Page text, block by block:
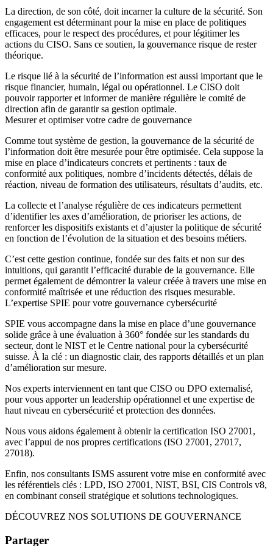
La direction, de son côté, doit incarner la culture de la sécurité. Son
engagement est déterminant pour la mise en place de politiques
efficaces, pour le respect des procédures, et pour légitimer les
actions du CISO. Sans ce soutien, la gouvernance risque de rester
théorique.
Le risque lié à la sécurité de l’information est aussi important que le
risque financier, humain, légal ou opérationnel. Le CISO doit
pouvoir rapporter et informer de manière régulière le comité de
direction afin de garantir sa gestion optimale.
Mesurer et optimiser votre cadre de gouvernance
Comme tout système de gestion, la gouvernance de la sécurité de
l’information doit être mesurée pour être optimisée. Cela suppose la
mise en place d’indicateurs concrets et pertinents : taux de
conformité aux politiques, nombre d’incidents détectés, délais de
réaction, niveau de formation des utilisateurs, résultats d’audits, etc.
La collecte et l’analyse régulière de ces indicateurs permettent
d’identifier les axes d’amélioration, de prioriser les actions, de
renforcer les dispositifs existants et d’ajuster la politique de sécurité
en fonction de l’évolution de la situation et des besoins métiers.
C’est cette gestion continue, fondée sur des faits et non sur des
intuitions, qui garantit l’efficacité durable de la gouvernance. Elle
permet également de démontrer la valeur créée à travers une mise en
conformité maîtrisée et une réduction des risques mesurable.
L’expertise SPIE pour votre gouvernance cybersécurité
SPIE vous accompagne dans la mise en place d’une gouvernance
solide grâce à une évaluation à 360° fondée sur les standards du
secteur, dont le NIST et le Centre national pour la cybersécurité
suisse. À la clé : un diagnostic clair, des rapports détaillés et un plan
d’amélioration sur mesure.
Nos experts interviennent en tant que CISO ou DPO externalisé,
pour vous apporter un leadership opérationnel et une expertise de
haut niveau en cybersécurité et protection des données.
Nous vous aidons également à obtenir la certification ISO 27001,
avec l’appui de nos propres certifications (ISO 27001, 27017,
27018).
Enfin, nos consultants ISMS assurent votre mise en conformité avec
les référentiels clés : LPD, ISO 27001, NIST, BSI, CIS Controls v8,
en combinant conseil stratégique et solutions technologiques.
DÉCOUVREZ NOS SOLUTIONS DE GOUVERNANCE
Partager